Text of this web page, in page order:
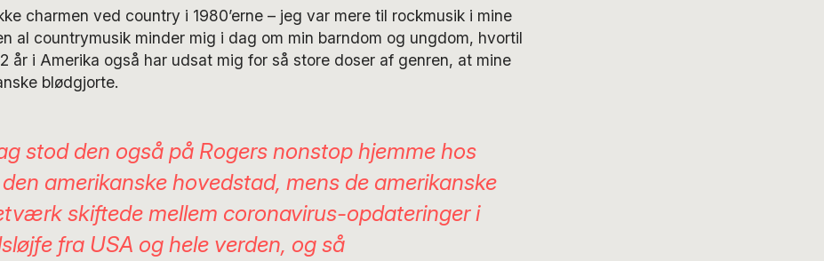
charmen ved country i 1980’erne – jeg var mere til rockmusik i mine
al countrymusik minder mig i dag om min barndom og ungdom, hvortil
år i Amerika også har udsat mig for så store doser af genren, at mine
blødgjorte.
stod den også på Rogers nonstop hjemme hos
amerikanske hovedstad, mens de amerikanske
skiftede mellem coronavirus-opdateringer i
fra USA og hele verden, og så